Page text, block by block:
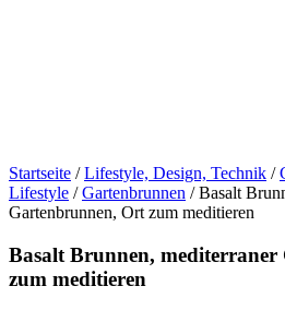
Startseite /Lifestyle, Design, Technik /
Lifestyle /Gartenbrunnen / Basalt
Gartenbrunnen, Ort zum meditieren
Basalt Brunnen,
zum meditieren